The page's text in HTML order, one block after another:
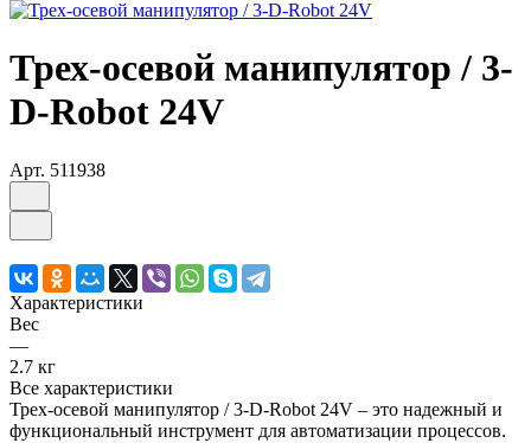
Трех-осевой манипулятор / 3-
D-Robot 24V
Арт. 511938
Характеристики
Вес
—
2.7 кг
Все характеристики
Трех-осевой манипулятор / 3-D-Robot 24V – это надежный и
функциональный инструмент для автоматизации процессов.